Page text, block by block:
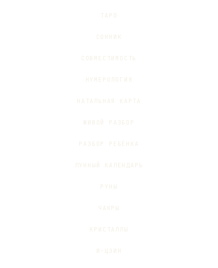
ТАРО
СОННИК
СОВМЕСТИМОСТЬ
НУМЕРОЛОГИЯ
НАТАЛЬНАЯ КАРТА
ЖИВОЙ РАЗБОР
РАЗБОР РЕБЁНКА
ЛУННЫЙ КАЛЕНДАРЬ
РУНЫ
ЧАКРЫ
КРИСТАЛЛЫ
И-ЦЗИН